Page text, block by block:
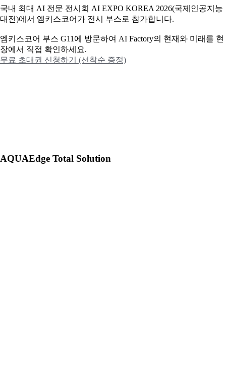
국내 최대 AI 전문 전시회 AI EXPO KOREA 2026(국제인공지능
대전)에서 엠키스코어가 전시 부스로 참가합니다.
엠키스코어 부스 G11에 방문하여 AI Factory의 현재와 미래를 현
장에서 직접 확인하세요.
무료 초대권 신청하기 (선착순 증정)
AQUAEdge Total Solution